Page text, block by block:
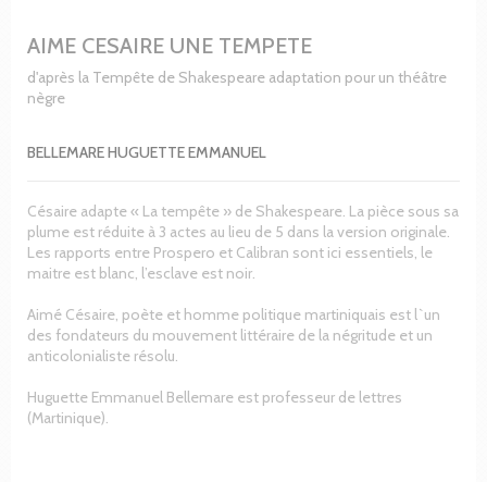
AIME CESAIRE UNE TEMPETE
d'après la Tempête de Shakespeare adaptation pour un théâtre
nègre
BELLEMARE HUGUETTE EMMANUEL
Césaire adapte « La tempête » de Shakespeare. La pièce sous sa
plume est réduite à 3 actes au lieu de 5 dans la version originale.
Les rapports entre Prospero et Calibran sont ici essentiels, le
maitre est blanc, l’esclave est noir.
Aimé Césaire, poète et homme politique martiniquais est l`un
des fondateurs du mouvement littéraire de la négritude et un
anticolonialiste résolu.
Huguette Emmanuel Bellemare est professeur de lettres
(Martinique).